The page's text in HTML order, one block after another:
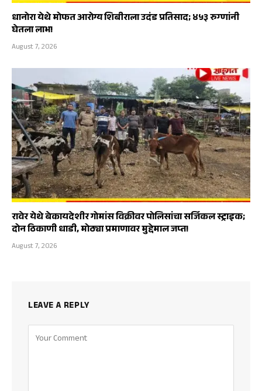
धानोरा येथे मोफत आरोग्य शिबीराला उदंड प्रतिसाद; ४५३ रुग्णांनी
घेतला लाभ!
August 7, 2026
रावेर येथे बेकायदेशीर गोमांस विक्रीवर पोलिसांचा सर्जिकल स्ट्राइक;
दोन ठिकाणी धाडी, मोठ्या प्रमाणावर मुद्देमाल जप्त!
August 7, 2026
LEAVE A REPLY